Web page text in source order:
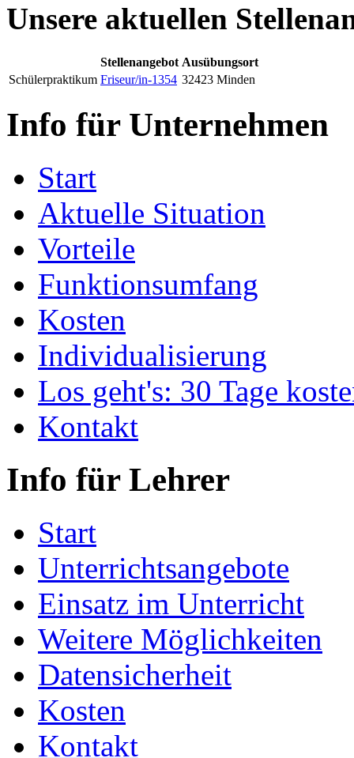
Unsere aktuellen
Stellenangebot Ausübungsort
Schülerpraktikum Friseur/in-1354 32423 Minden
Info für Unternehmen
Start
Aktuelle Situation
Vorteile
Funktionsumfang
Kosten
Individualisierung
Los geht's: 30 Tage
Kontakt
Info für Lehrer
Start
Unterrichtsangebote
Einsatz im Unterricht
Weitere Möglichkeiten
Datensicherheit
Kosten
Kontakt